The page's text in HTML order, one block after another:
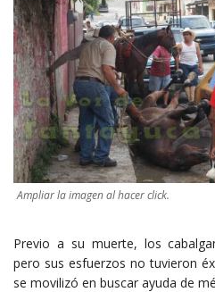
Ampliar la imagen al hacer click.
Previo a su muerte, los
pero sus esfuerzos no tuvieron
se movilizó en buscar ayuda de